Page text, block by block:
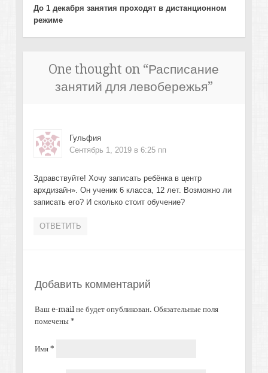
До 1 декабря занятия проходят в дистанционном
режиме
One thought on “Расписание
занятий для левобережья”
Гульфия
Сентябрь 1, 2019 в 6:25 пп
Здравствуйте! Хочу записать ребёнка в центр
архдизайн». Он ученик 6 класса, 12 лет. Возможно ли
записать его? И сколько стоит обучение?
ОТВЕТИТЬ
Добавить комментарий
Ваш e-mail не будет опубликован. Обязательные поля
помечены*
Имя*